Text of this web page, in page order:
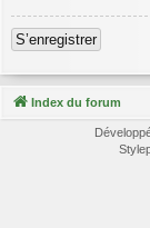
S’enregistrer
Index du forum